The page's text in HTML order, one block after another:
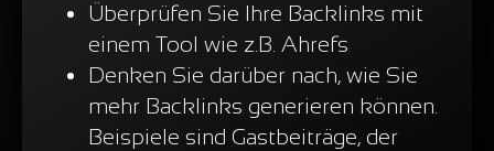
Überprüfen Sie Ihre Backlinks mit
einem Tool wie z.B. Ahrefs
Denken Sie darüber nach, wie Sie
mehr Backlinks generieren können.
Beispiele sind Gastbeiträge, der